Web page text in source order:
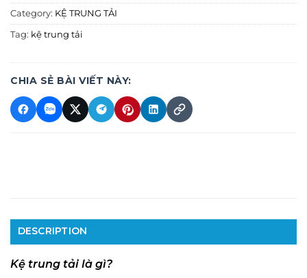
Category: KỆ TRUNG TẢI
Tag: kệ trung tải
CHIA SẺ BÀI VIẾT NÀY:
DESCRIPTION
Kệ trung tải là gì?